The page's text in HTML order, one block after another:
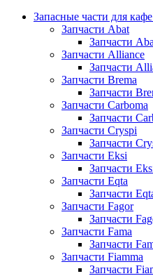
Запасные части для
Запчасти Abat
Запчасти
Запчасти Alliance
Запчасти
Запчасти Brema
Запчасти
Запчасти Carboma
Запчасти
Запчасти Cryspi
Запчасти
Запчасти Eksi
Запчасти
Запчасти Eqta
Запчасти
Запчасти Fagor
Запчасти
Запчасти Fama
Запчасти
Запчасти Fiamma
Запчасти